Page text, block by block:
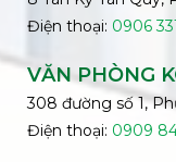
Điện thoại: 0906
VĂN PHÒNG
308 đường số 1,
Điện thoại: 0909